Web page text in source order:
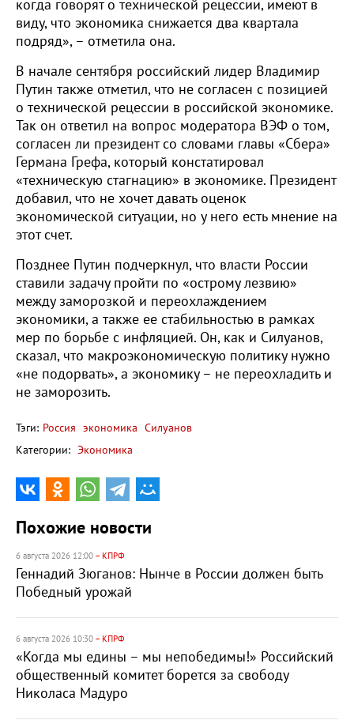
когда говорят о технической рецессии, имеют в
виду, что экономика снижается два квартала
подряд», – отметила она.
В начале сентября российский лидер Владимир
Путин также отметил, что не согласен с позицией
о технической рецессии в российской экономике.
Так он ответил на вопрос модератора ВЭФ о том,
согласен ли президент со словами главы «Сбера»
Германа Грефа, который констатировал
«техническую стагнацию» в экономике. Президент
добавил, что не хочет давать оценок
экономической ситуации, но у него есть мнение на
этот счет.
Позднее Путин подчеркнул, что власти России
ставили задачу пройти по «острому лезвию»
между заморозкой и переохлаждением
экономики, а также ее стабильностью в рамках
мер по борьбе с инфляцией. Он, как и Силуанов,
сказал, что макроэкономическую политику нужно
«не подорвать», а экономику – не переохладить и
не заморозить.
Тэги: Россия экономика Силуанов
Категории: Экономика
Похожие новости
6 августа 2026 12:00 – КПРФ
Геннадий Зюганов: Нынче в России должен быть
Победный урожай
6 августа 2026 10:30 – КПРФ
«Когда мы едины – мы непобедимы!» Российский
общественный комитет борется за свободу
Николаса Мадуро